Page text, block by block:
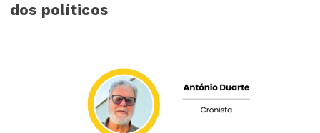
dos políticos